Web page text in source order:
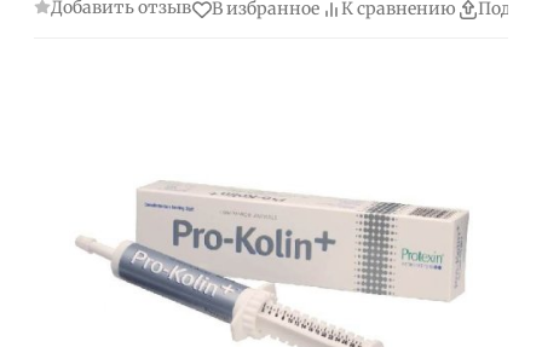
Добавить отзыв В избранное К сравнению